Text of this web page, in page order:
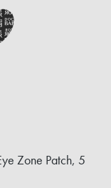
Zone Patch, 5